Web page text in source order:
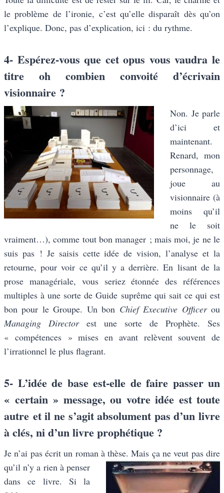
le problème de l’ironie, c’est qu’elle disparaît dès qu’on
l’explique. Donc, pas d’explication, ici : du rythme.
4- Espérez-vous que cet opus vous vaudra le
titre oh combien convoité d’écrivain
visionnaire ?
Non. Je parle
d’ici et
maintenant.
Renard, mon
personnage,
joue au
visionnaire (à
moins qu’il
ne le soit
vraiment…), comme tout bon manager ; mais moi, je ne le
suis pas ! Je saisis cette idée de vision, l’analyse et la
retourne, pour voir ce qu’il y a derrière. En lisant de la
prose managériale, vous seriez étonnée des références
multiples à une sorte de Guide suprême qui sait ce qui est
bon pour le Groupe. Un bon Chief Executive Officerou
Managing Directorest une sorte de Prophète. Ses
« compétences » mises en avant relèvent souvent de
l’irrationnel le plus flagrant.
5- L’idée de base est-elle de faire passer un
« certain » message, ou votre idée est toute
autre et il ne s’agit absolument pas d’un livre
à clés, ni d’un livre prophétique ?
Je n’ai pas écrit un roman à thèse. Mais ça ne veut pas dire
qu’il n’y a rien àpenser
dans ce livre. Si la